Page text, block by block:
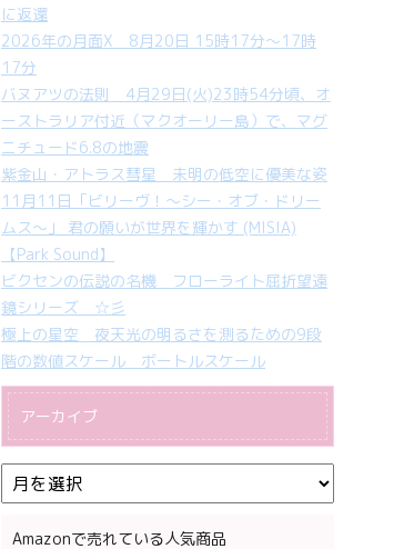
に返還
2026年の月面X 8月20日 15時17分～17時
17分
バヌアツの法則 4月29日(火)23時54分頃、オ
ーストラリア付近（マクオーリー島）で、マグ
ニチュード6.8の地震
紫金山・アトラス彗星 未明の低空に優美な姿
11月11日「ビリーヴ！～シー・オブ・ドリー
ムス～」 君の願いが世界を輝かす (MISIA)
【Park Sound】
ビクセンの伝説の名機 フローライト屈折望遠
鏡シリーズ ☆彡
極上の星空 夜天光の明るさを測るための9段
階の数値スケール ボートルスケール
アーカイブ
Amazonで売れている人気商品